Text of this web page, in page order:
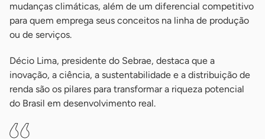
mudanças climáticas, além de um diferencial competitivo
para quem emprega seus conceitos na linha de produção
ou de serviços.
Décio Lima, presidente do Sebrae, destaca que a
inovação, a ciência, a sustentabilidade e a distribuição de
renda são os pilares para transformar a riqueza potencial
do Brasil em desenvolvimento real.